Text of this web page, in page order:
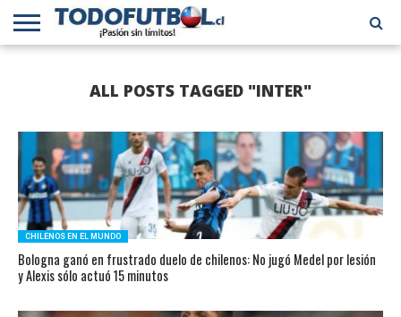
INTERNACIONALALL POSTS TAGGED "INTER"
CHILENOS EN EL MUNDO
Bologna ganó en frustrado duelo de chilenos: No jugó Medel por lesión
y Alexis sólo actuó 15 minutos